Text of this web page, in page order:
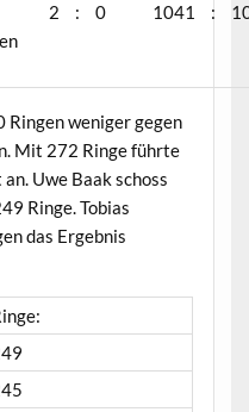
2 : 0 1041 :
Ringen weniger gegen
Mit 272 Ringe führte
Uwe Baak schoss
Ringe. Tobias
das Ergebnis